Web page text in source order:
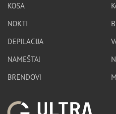
KOSA
NOKTI
DEPILACIJA
NAMEŠTAJ
BRENDOVI